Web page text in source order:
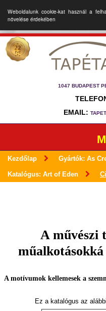
Weboldalunk cookie-kat használ a
növelése érdekében
1047 BUDAPEST
EMAIL:
Kezdőlap Gyártók: As
Katalógus: Art of Eden
A művészi
A motívumok kellemesek a
Ez a katalógus az